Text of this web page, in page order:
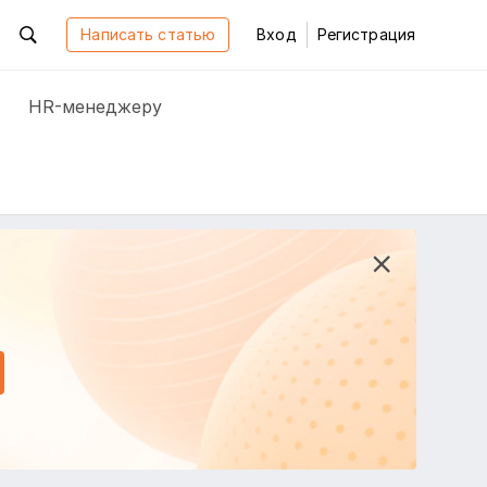
Написать статью Вход Регистрация
HR-менеджеру